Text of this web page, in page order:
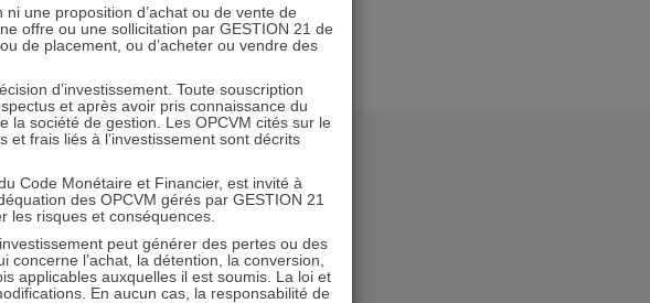
une proposition d’achat ou de vente de
offre ou une sollicitation par GESTION 21 de
de placement, ou d’acheter ou vendre des
d’investissement. Toute souscription
et après avoir pris connaissance du
la société de gestion. Les OPCVM cités sur le
frais liés à l’investissement sont décrits
Code Monétaire et Financier, est invité à
des OPCVM gérés par GESTION 21
les risques et conséquences.
peut générer des pertes ou des
l’achat, la détention, la conversion,
applicables auxquelles il est soumis. La loi et
En aucun cas, la responsabilité de